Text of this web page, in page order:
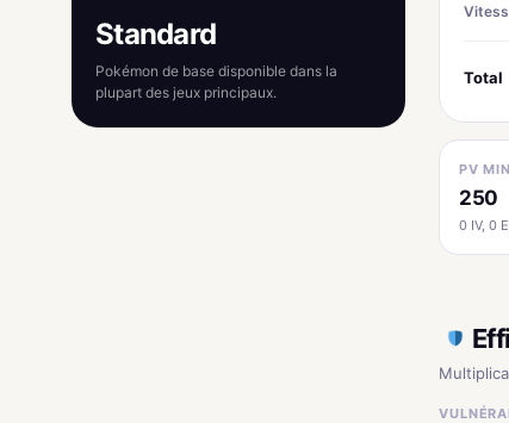
Standard
Pokémon de base disponible dans la
plupart des jeux principaux.
Total
PV
250
0 IV, 0